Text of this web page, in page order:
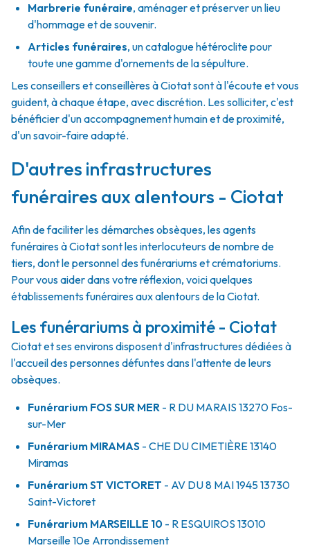
Marbrerie funéraire, aménager et préserver un lieu
d'hommage et de souvenir.
Articles funéraires, un catalogue hétéroclite pour
toute une gamme d'ornements de la sépulture.
Les conseillers et conseillères à Ciotat sont à l'écoute et vous
guident, à chaque étape, avec discrétion. Les solliciter, c'est
bénéficier d'un accompagnement humain et de proximité,
d'un savoir-faire adapté.
D'autres infrastructures
funéraires aux alentours - Ciotat
Afin de faciliter les démarches obsèques, les agents
funéraires à Ciotat sont les interlocuteurs de nombre de
tiers, dont le personnel des funérariums et crématoriums.
Pour vous aider dans votre réflexion, voici quelques
établissements funéraires aux alentours de la Ciotat.
Les funérariums à proximité - Ciotat
Ciotat et ses environs disposent d'infrastructures dédiées à
l'accueil des personnes défuntes dans l'attente de leurs
obsèques.
Funérarium FOS SUR MER - R DU MARAIS 13270 Fos-
sur-Mer
Funérarium MIRAMAS - CHE DU CIMETIÈRE13140
Miramas
FunérariumST VICTORET - AV DU 8 MAI 194513730
Saint-Victoret
Funérarium MARSEILLE 10 - R ESQUIROS 13010
Marseille 10e Arrondissement